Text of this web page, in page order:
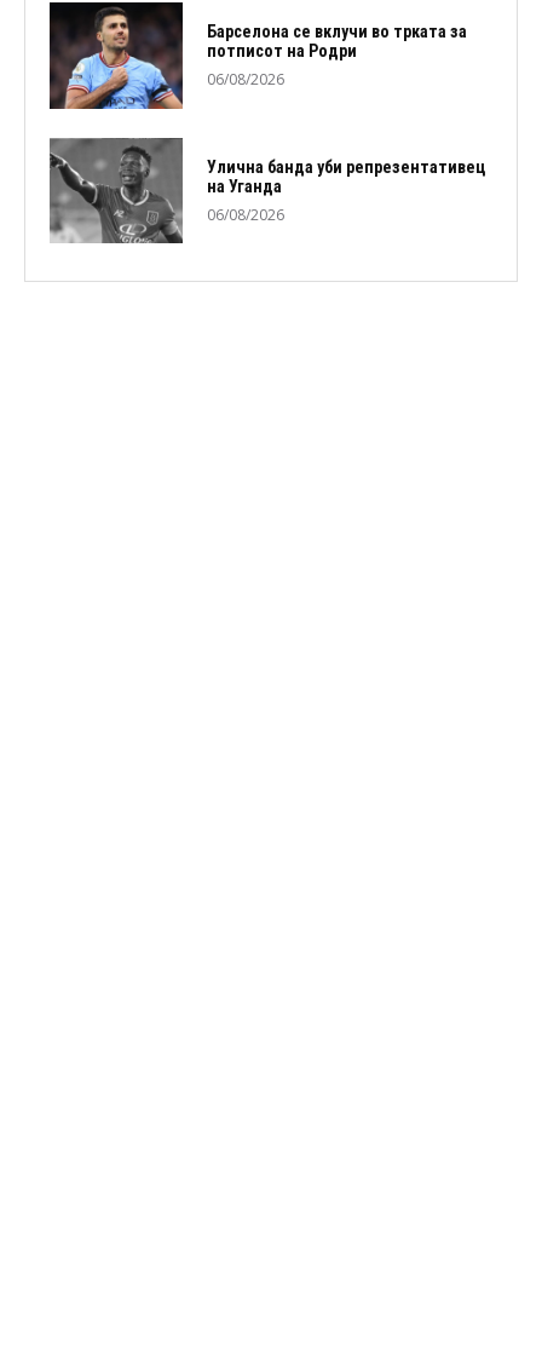
Барселона се вклучи во трката за
потписот на Родри
06/08/2026
Улична банда уби репрезентативец
на Уганда
06/08/2026